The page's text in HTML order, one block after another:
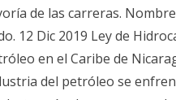
de las carreras.
12 Dic 2019 Ley de
en el Caribe de
del petróleo se